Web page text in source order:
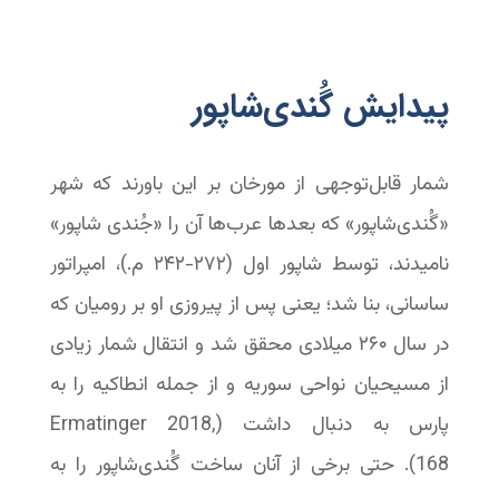
پیدایش گُندی‌شاپور
شمار قابل‌توجهی از مورخان بر این باورند که شهر
«گُندی‌شاپور» که بعدها عرب‌ها آن را «جُندی شاپور»
نامیدند، توسط شاپور اول (۲۷۲-‏۲۴۲ م.)، امپراتور
ساسانی، بنا شد؛ یعنی پس از پیروزی او بر رومیان که
در سال ۲۶۰ میلادی محقق شد و انتقال شمار زیادی
از مسیحیان نواحی سوریه و از جمله انطاکیه را به
پارس به دنبال داشت (Ermatinger 2018,
168). حتی برخی از آنان ساخت گُندی‌شاپور را به